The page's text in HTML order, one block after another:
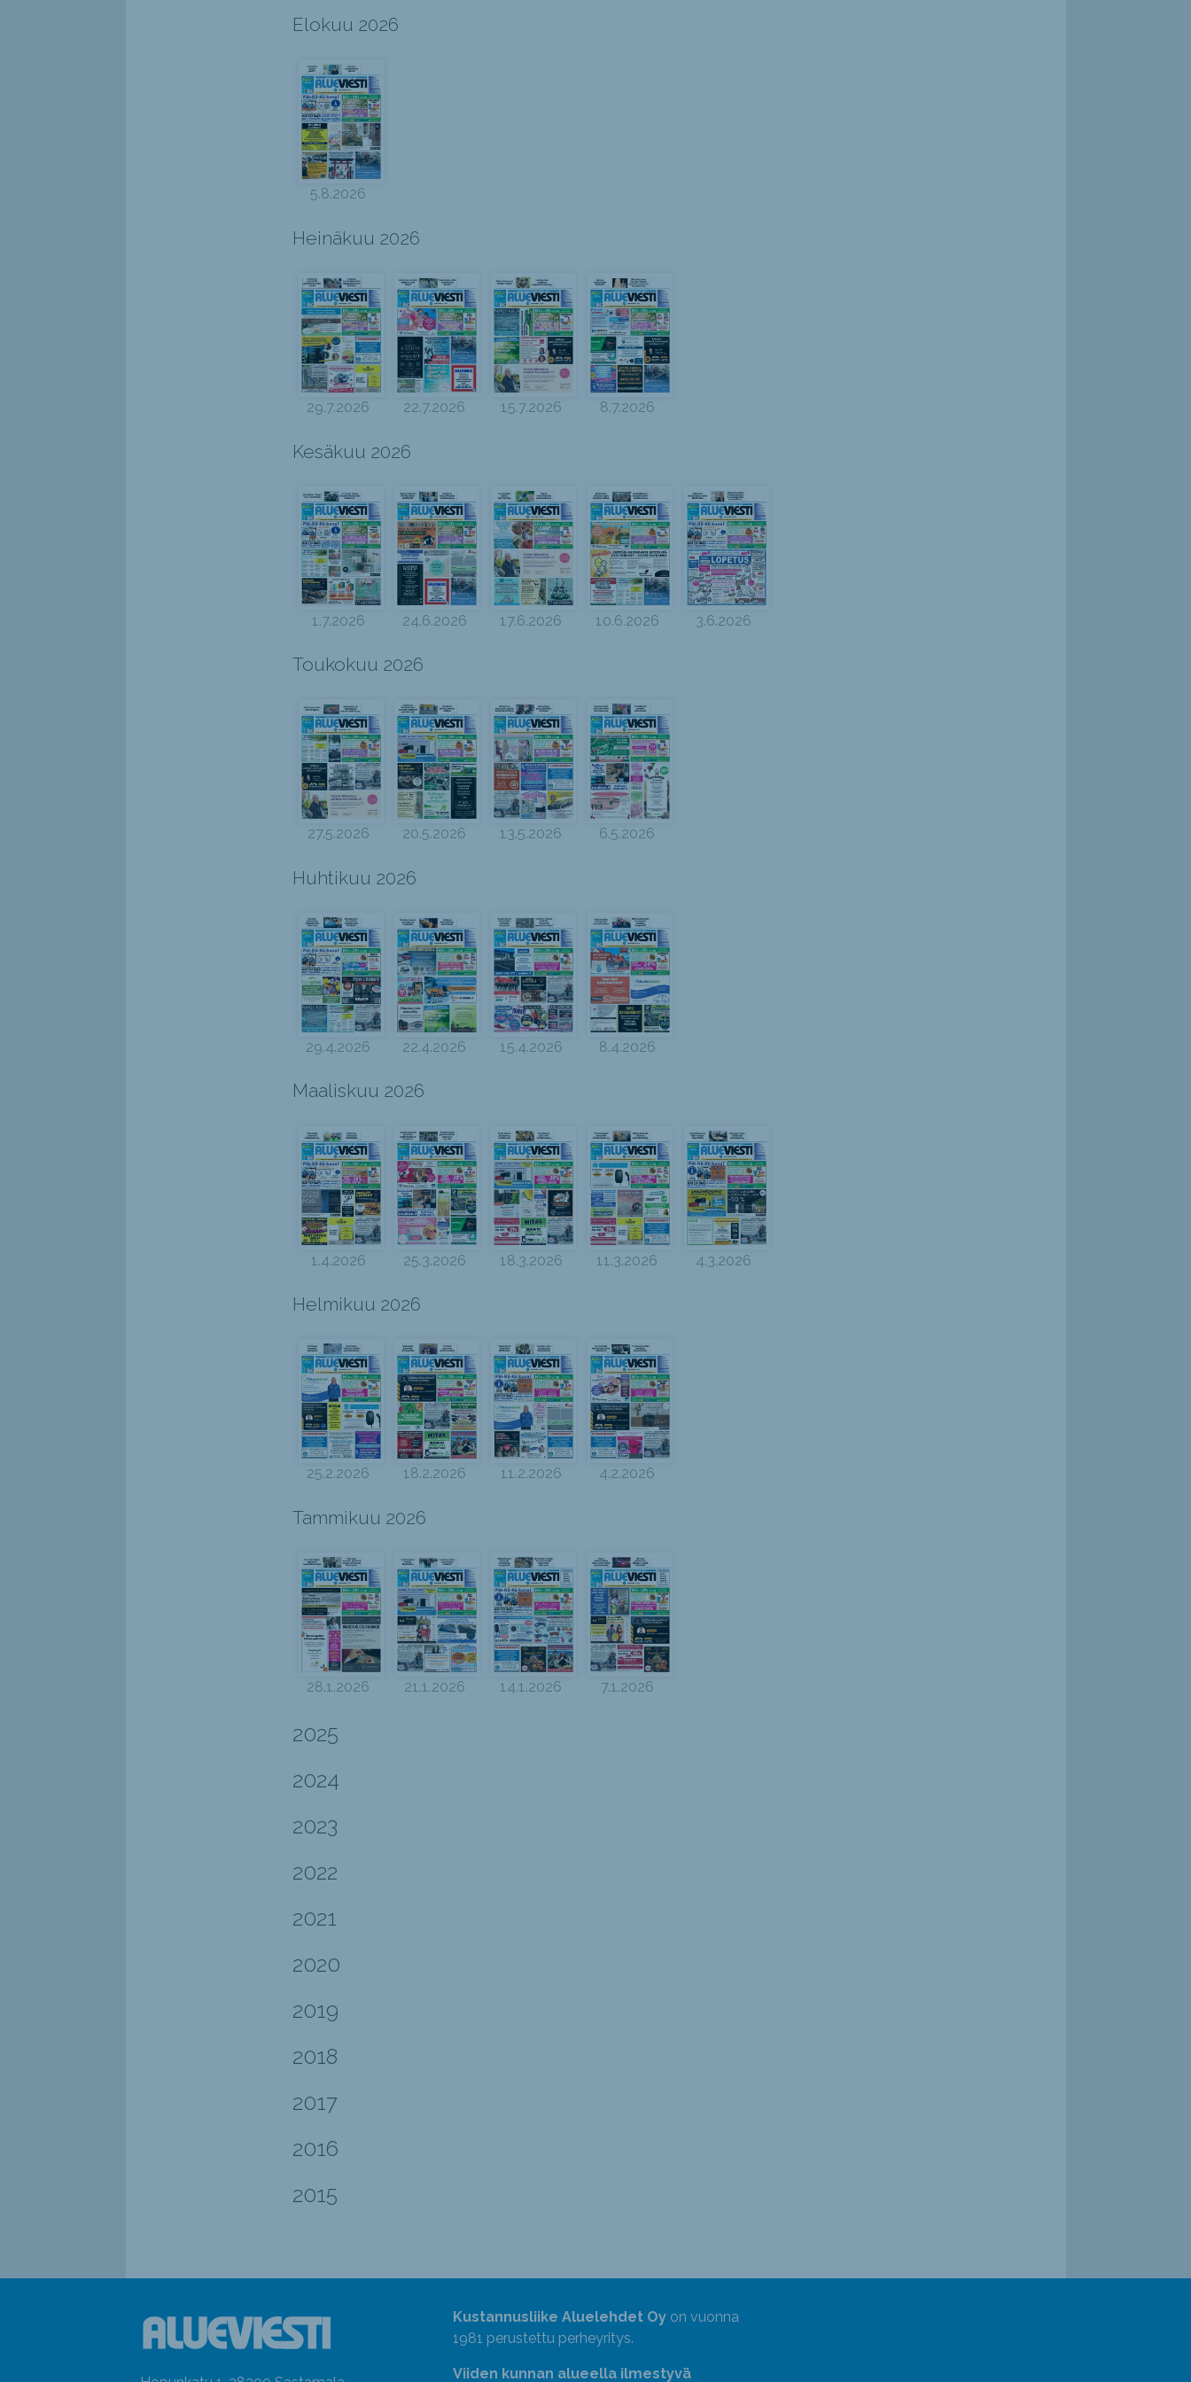
Elokuu 2026
5.8.2026
Heinäkuu 2026
29.7.2026 22.7.2026 15.7.2026 8.7.2026
Kesäkuu 2026
1.7.2026 24.6.2026 17.6.2026 10.6.2026 3.6.2026
Toukokuu 2026
27.5.2026 20.5.2026 13.5.2026 6.5.2026
Huhtikuu 2026
29.4.2026 22.4.2026 15.4.2026 8.4.2026
Maaliskuu 2026
1.4.2026 25.3.2026 18.3.2026 11.3.2026 4.3.2026
Helmikuu 2026
25.2.2026 18.2.2026 11.2.2026 4.2.2026
Tammikuu 2026
28.1.2026 21.1.2026 14.1.2026 7.1.2026
2025
2024
2023
2022
2021
2020
2019
2018
2017
2016
2015
Kustannusliike Aluelehdet Oyon vuonna
1981 perustettu perheyritys.
Viiden kunnan alueella ilmestyvä